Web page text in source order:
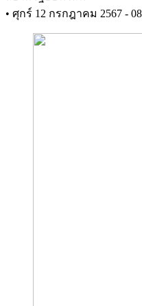
• ศุกร์ 12 กรกฎาคม 2567 -